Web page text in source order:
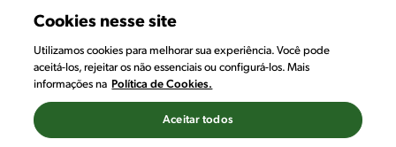
Cookies nesse site
Utilizamos cookies para melhorar sua experiência. Você pode
aceitá-los, rejeitar os não essenciais ou configurá-los. Mais
informações na Política de Cookies.
Aceitar todos